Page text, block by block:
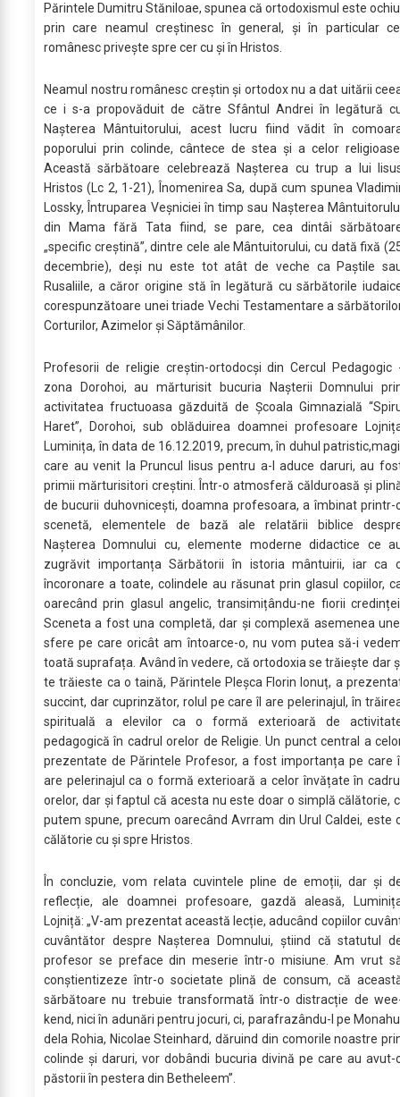
Părintele Dumitru Stăniloae, spunea că ortodoxismul este
prin care neamul creștinesc în general, și în particular
românesc privește spre cer cu și în Hristos.
Neamul nostru românesc creștin și ortodox nu a dat uitării
ce i s-a propovăduit de către Sfântul Andrei în legătură
Nașterea Mântuitorului, acest lucru fiind vădit în
poporului prin colinde, cântece de stea și a celor
Această sărbătoare celebrează Naşterea cu trup a lui
Hristos (Lc 2, 1-21), Înomenirea Sa, după cum spunea
Lossky, Întruparea Veșniciei în timp sau Nașterea
din Mama fără Tata fiind, se pare, cea dintâi
„specific creştină”, dintre cele ale Mântuitorului, cu dată fixă
decembrie), deşi nu este tot atât de veche ca Paştile
Rusaliile, a căror origine stă în legătură cu sărbătorile
corespunzătoare unei triade Vechi Testamentare a
Corturilor, Azimelor și Săptămânilor.
Profesorii de religie creștin-ortodocși din Cercul Pedagogic
zona Dorohoi, au mărturisit bucuria Nașterii Domnului
activitatea fructuoasa găzduită de Școala Gimnazială
Haret”, Dorohoi, sub oblăduirea doamnei profesoare
Luminița, în data de 16.12.2019, precum, în duhul
care au venit la Pruncul Iisus pentru a-I aduce daruri, au
primii mărturisitori creștini. Într-o atmosferă călduroasă și
de bucurii duhovnicești, doamna profesoara, a îmbinat printr-
scenetă, elementele de bază ale relatării biblice
Nașterea Domnului cu, elemente moderne didactice ce
zugrăvit importanța Sărbătorii în istoria mântuirii, iar ca
încoronare a toate, colindele au răsunat prin glasul copiilor,
oarecând prin glasul angelic, transimițându-ne fiorii
Sceneta a fost una completă, dar și complexă asemenea
sfere pe care oricât am întoarce-o, nu vom putea să-i
toată suprafața. Având în vedere, că ortodoxia se trăiește dar
te trăieste ca o taină, Părintele Pleșca Florin Ionuț, a
succint, dar cuprinzător, rolul pe care îl are pelerinajul, în
spirituală a elevilor ca o formă exterioară de
pedagogică în cadrul orelor de Religie. Un punct central a
prezentate de Părintele Profesor, a fost importanța pe care
are pelerinajul ca o formă exterioară a celor învățate în
orelor, dar și faptul că acesta nu este doar o simplă călătorie,
putem spune, precum oarecând Avrram din Urul Caldei, este
călătorie cu și spre Hristos.
În concluzie, vom relata cuvintele pline de emoții, dar și
reflecție, ale doamnei profesoare, gazdă aleasă,
Lojniță: „V-am prezentat această lecție, aducând copiilor
cuvântător despre Nașterea Domnului, știind că statutul
profesor se preface din meserie într-o misiune. Am vrut
conștientizeze într-o societate plină de consum, că
sărbătoare nu trebuie transformată într-o distracție de
kend, nici în adunări pentru jocuri, ci, parafrazându-l pe
dela Rohia, Nicolae Steinhard, dăruind din comorile noastre
colinde și daruri, vor dobândi bucuria divină pe care au avut-
păstorii în pestera din Betheleem”.